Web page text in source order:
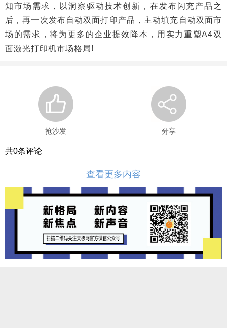
知市场需求，以洞察驱动技术创新，在发布闪充产品之
后，再一次发布自动双面打印产品，主动填充自动双面市
场的需求，将为更多的企业提效降本，用实力重塑A4双
面激光打印机市场格局!
抢沙发 分享
共0条评论
查看更多内容